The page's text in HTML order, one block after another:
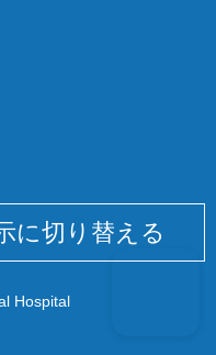
に切り替える
Hospital